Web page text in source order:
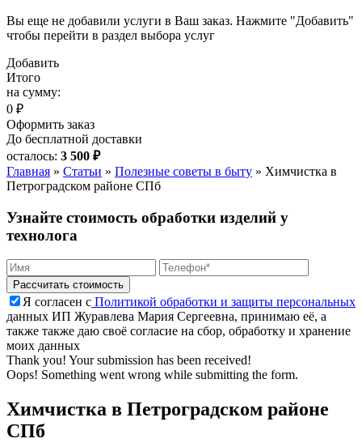
Вы еще не добавили услуги в Ваш заказ. Нажмите "Добавить"
чтобы перейти в раздел выбора услуг
Добавить
Итого
на сумму:
0 ₽
Оформить заказ
До бесплатной доставки
осталось: 3 500 ₽
Главная » Статьи » Полезные советы в быту » Химчистка в
Петроградском районе СПб
Узнайте стоимость обработки изделий у
технолога
Я согласен с Политикой обработки и защиты персональных
данных ИП Журавлева Мария Сергеевна, принимаю её, а
также также даю своё согласие на сбор, обработку и хранение
моих данных
Thank you! Your submission has been received!
Oops! Something went wrong while submitting the form.
Химчистка в Петроградском районе
СПб